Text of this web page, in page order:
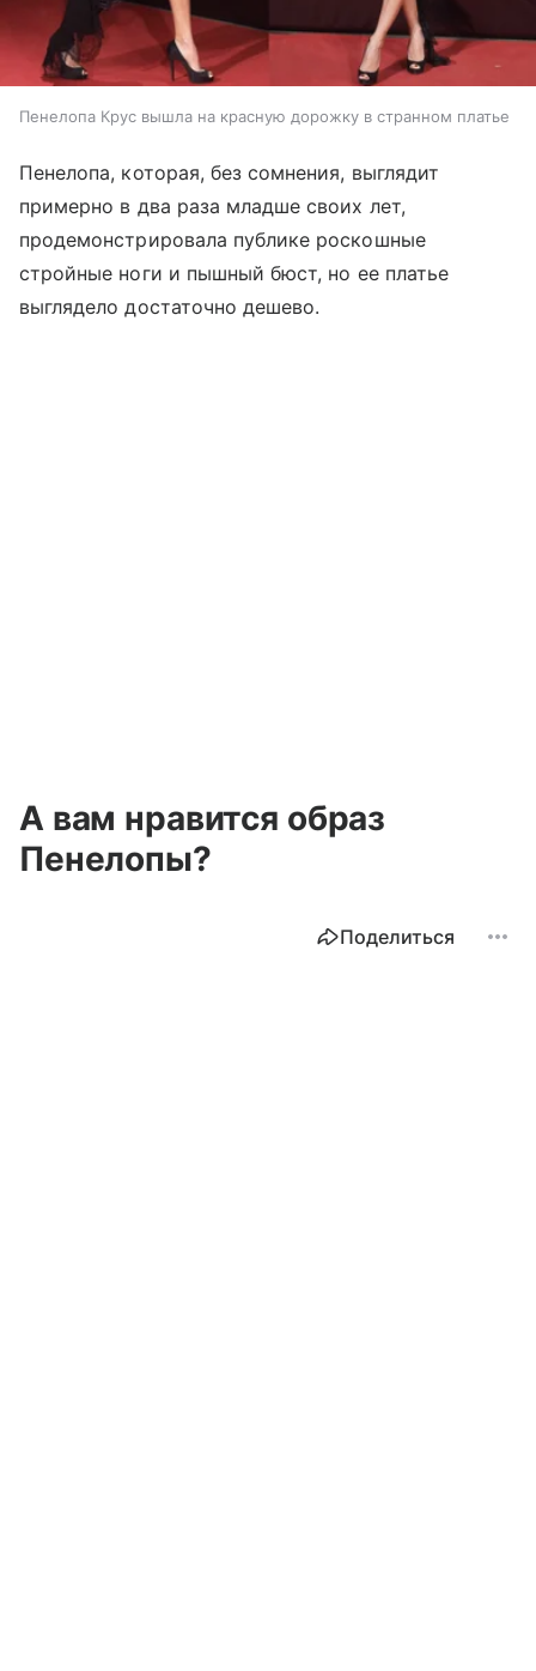
Пенелопа Крус вышла на красную дорожку в странном платье
Пенелопа, которая, без сомнения, выглядит
примерно в два раза младше своих лет,
продемонстрировала публике роскошные
стройные ноги и пышный бюст, но ее платье
выглядело достаточно дешево.
А вам нравится образ
Пенелопы?
Поделиться